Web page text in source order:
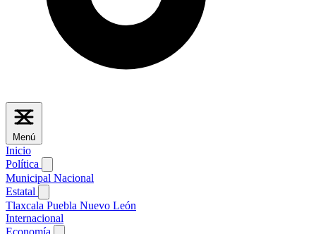
Menú
Inicio
Política
Municipal Nacional
Estatal
Tlaxcala Puebla Nuevo León
Internacional
Economía